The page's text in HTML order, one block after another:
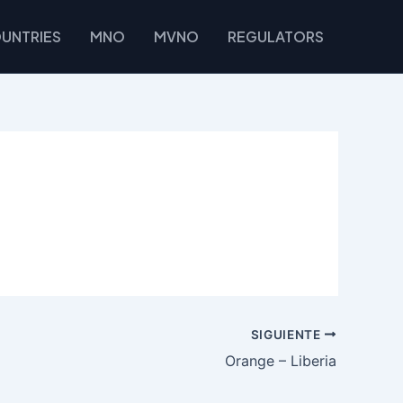
MNO MVNO REGULATORS
SIGUIENTE
Orange – Liberia